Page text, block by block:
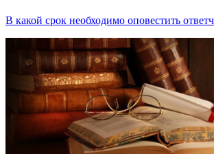
В какой срок необходимо оповестить